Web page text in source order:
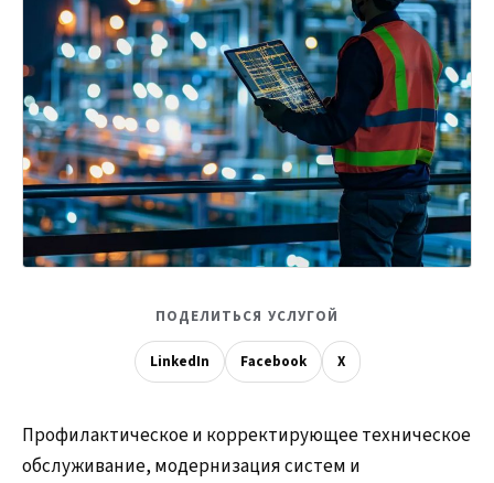
ПОДЕЛИТЬСЯ УСЛУГОЙ
LinkedIn Facebook X
Профилактическое и корректирующее техническое
обслуживание, модернизация систем и